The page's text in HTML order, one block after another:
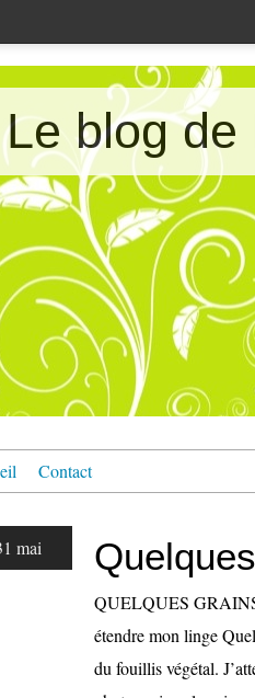
Le blog de
Contact
mai
QUELQUES
étendre mon linge
du fouillis végétal.